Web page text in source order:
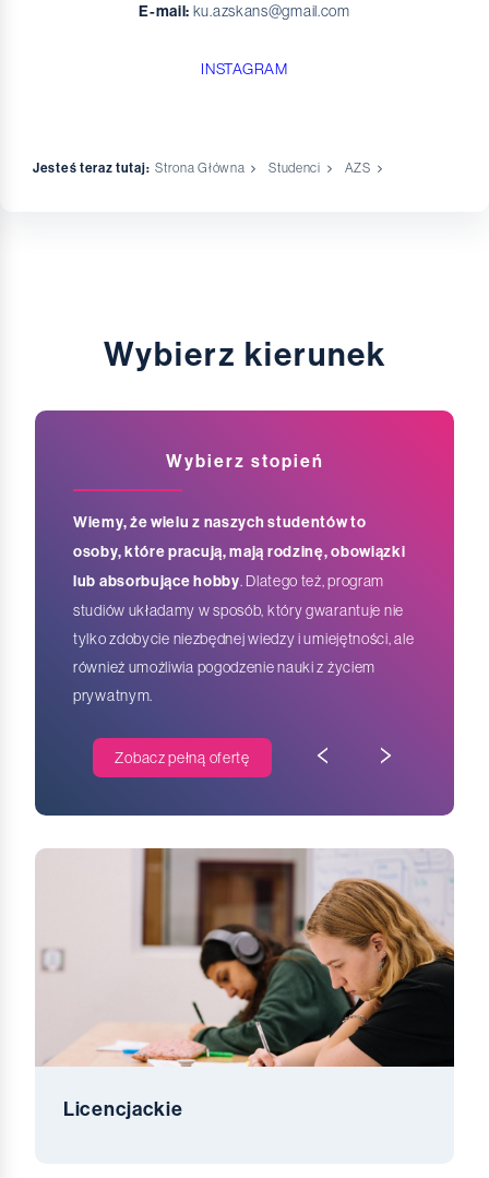
E-mail: ku.azskans@gmail.com
INSTAGRAM
Jesteś teraz tutaj: Strona Główna Studenci AZS
Wybierz kierunek
Wybierz stopień
Wiemy, że wielu z naszych studentów to
osoby, które pracują, mają rodzinę, obowiązki
lub absorbujące hobby. Dlatego też, program
studiów układamy w sposób, który gwarantuje nie
tylko zdobycie niezbędnej wiedzy i umiejętności, ale
również umożliwia pogodzenie nauki z życiem
prywatnym.
Zobacz pełną ofertę
Licencjackie